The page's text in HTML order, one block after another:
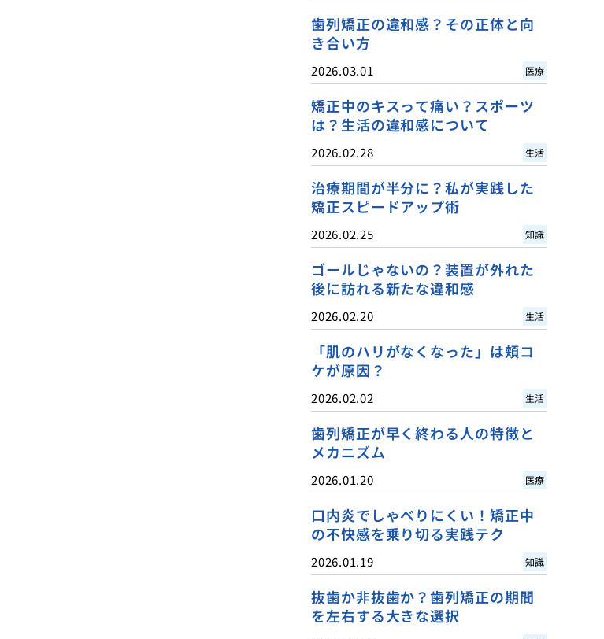
歯列矯正の違和感？その正体と向
き合い方
2026.03.01 医療
矯正中のキスって痛い？スポーツ
は？生活の違和感について
2026.02.28 生活
治療期間が半分に？私が実践した
矯正スピードアップ術
2026.02.25 知識
ゴールじゃないの？装置が外れた
後に訪れる新たな違和感
2026.02.20 生活
「肌のハリがなくなった」は頬コ
ケが原因？
2026.02.02 生活
歯列矯正が早く終わる人の特徴と
メカニズム
2026.01.20 医療
口内炎でしゃべりにくい！矯正中
の不快感を乗り切る実践テク
2026.01.19 知識
抜歯か非抜歯か？歯列矯正の期間
を左右する大きな選択